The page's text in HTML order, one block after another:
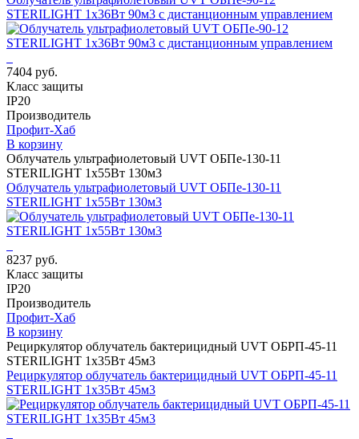
STERILIGHT 1х36Вт 90м3 с дистанционным управлением
7404 руб.
Класс защиты
IP20
Производитель
Профит-Хаб
В корзину
Облучатель ультрафиолетовый UVT ОБПе-130-11
STERILIGHT 1х55Вт 130м3
Облучатель ультрафиолетовый UVT ОБПе-130-11
STERILIGHT 1х55Вт 130м3
8237 руб.
Класс защиты
IP20
Производитель
Профит-Хаб
В корзину
Рециркулятор облучатель бактерицидный UVT ОБРП-45-11
STERILIGHT 1х35Вт 45м3
Рециркулятор облучатель бактерицидный UVT ОБРП-45-11
STERILIGHT 1х35Вт 45м3